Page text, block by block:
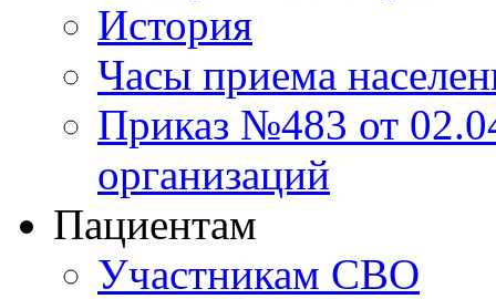
История
Часы приема
Приказ №483 от
организаций
Пациентам
Участникам СВО